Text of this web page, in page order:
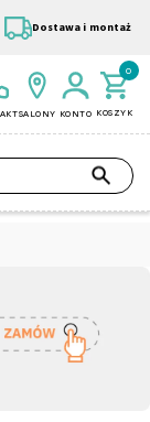
Dostawa i montaż
SALONY KONTO KOSZYK
0